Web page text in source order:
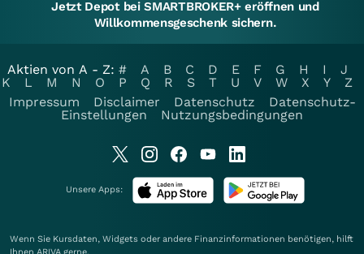
Jetzt Depot bei SMARTBROKER+ eröffnen und
Willkommensgeschenk sichern.
Aktien von A - Z: # A B C D E F G H I
J
K
L M N O P Q R S T U V W X Y
Z
Impressum
Disclaimer Datenschutz
Datenschutz-
Einstellungen
Nutzungsbedingungen
Unsere Apps:
Wenn Sie Kursdaten, Widgets oder andere Finanzinformationen benötigen, hilft